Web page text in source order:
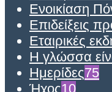
Ενοικίαση
Επιδείξεις
Εταιρικές
Η γλώσσα
Ημερίδες75
Ήχος10